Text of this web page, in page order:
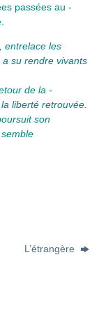
passées au
­entrelace les
su rendre vivants
de la
­liberté retrouvée.
son
L’étrangère